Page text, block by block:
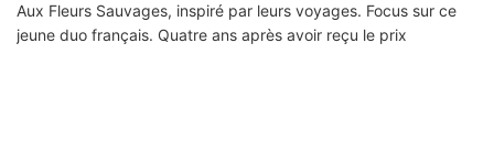
Aux Fleurs Sauvages, inspiré par leurs voyages. Focus sur ce
jeune duo français. Quatre ans après avoir reçu le prix